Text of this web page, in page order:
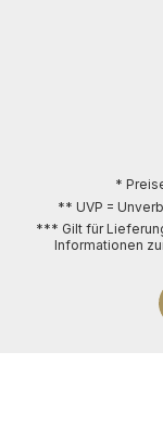
*
** UVP =
*** Gilt für
Informationen